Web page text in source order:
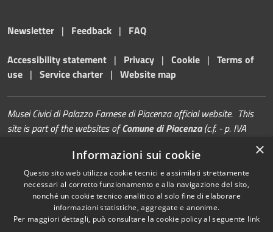
Newsletter | Feedback | FAQ
Accessibility statement | Privacy | Cookie | Terms of
use | Service charter | Website map
Musei Civici di Palazzo Farnese di Piacenza official website. This
site is part of the websites ofComune di Piacenza(c.f. - p. IVA
Accessibility
Copyright © 2026 • Musei di
Palazzo Farnese | Piacenza •
×
Informazioni sui cookie
Questo sito web utilizza cookie tecnici e assimilati strettamente
necessari al corretto funzionamento e alla navigazione del sito,
nonché un cookie tecnico analitico al solo fine di elaborare
informazioni statistiche, aggregate e anonime.
Per maggiori dettagli, può consultare la cookie policy al seguente link